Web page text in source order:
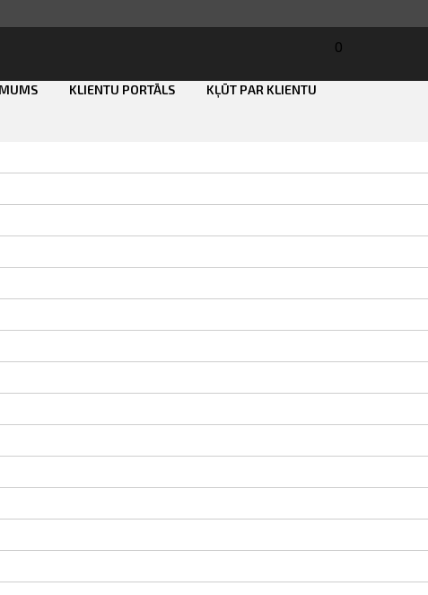
0
eParaksts
KLIENTU PORTĀLS KĻŪT PAR KLIENTU